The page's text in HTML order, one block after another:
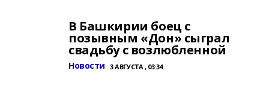
В Башкирии боец с
позывным «Дон» сыграл
свадьбу с возлюбленной
Новости 3 АВГУСТА , 03:34